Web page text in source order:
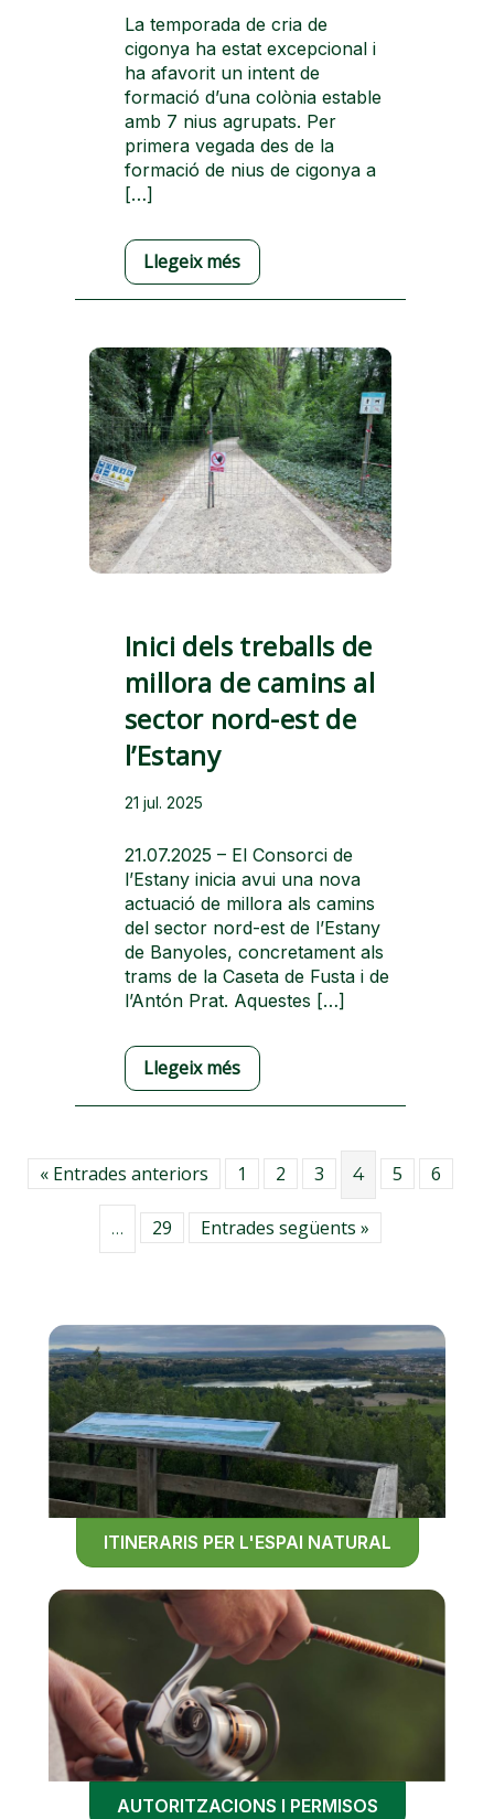
La temporada de cria de
cigonya ha estat excepcional i
ha afavorit un intent de
formació d’una colònia estable
amb 7 nius agrupats. Per
primera vegada des de la
formació de nius de cigonya a
[…]
Llegeix més
Inici dels treballs de
millora de camins al
sector nord-est de
l’Estany
21 jul. 2025
21.07.2025 – El Consorci de
l’Estany inicia avui una nova
actuació de millora als camins
del sector nord-est de l’Estany
de Banyoles, concretament als
trams de la Caseta de Fusta i de
l’Antón Prat. Aquestes […]
Llegeix més
« Entrades anteriors 1 2 3 4 5 6
… 29 Entrades següents »
ITINERARIS PER L'ESPAI NATURAL
AUTORITZACIONS I PERMISOS